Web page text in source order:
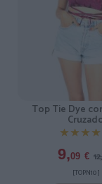
Top Tie Dye
9,09 € 12,
[TOPN10 ]